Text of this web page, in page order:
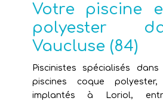
Votre piscine
polyester
Vaucluse (84)
Piscinistes spécialisés
piscines coque
implantés à Loriol,